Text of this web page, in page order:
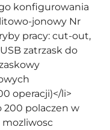
konfigurowania
jonowy Nr
pracy: cut-out,
zatrzask do
operacji)</li>
200 polaczen w